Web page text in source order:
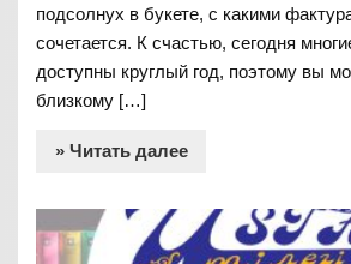
подсолнух в букете, с какими
сочетается. К счастью, сегодня
доступны круглый год, поэтому вы
близкому […]
» Читать далее